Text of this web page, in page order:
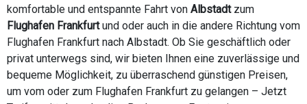
komfortable und entspannte Fahrt von Albstadtzum
Flughafen Frankfurtund oder auch in die andere Richtung vom
Flughafen Frankfurt nach Albstadt. Ob Sie geschäftlich oder
privat unterwegs sind, wir bieten Ihnen eine zuverlässige und
bequeme Möglichkeit, zu überraschend günstigen Preisen,
um vom oder zum Flughafen Frankfurt zu gelangen – Jetzt